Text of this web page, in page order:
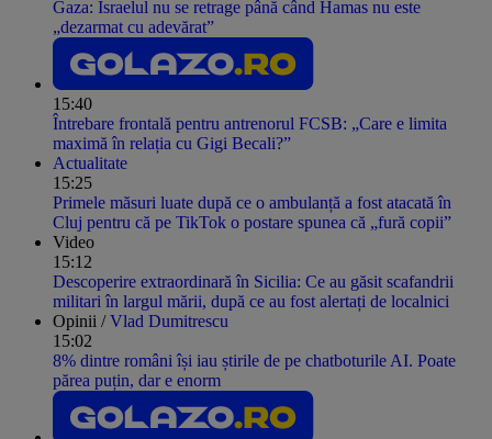
Gaza: Israelul nu se retrage până când Hamas nu este
„dezarmat cu adevărat”
15:40
Întrebare frontală pentru antrenorul FCSB: „Care e limita
maximă în relația cu Gigi Becali?”
Actualitate
15:25
Primele măsuri luate după ce o ambulanță a fost atacată în
Cluj pentru că pe TikTok o postare spunea că „fură copii”
Video
15:12
Descoperire extraordinară în Sicilia: Ce au găsit scafandrii
militari în largul mării, după ce au fost alertați de localnici
Opinii /Vlad Dumitrescu
15:02
8% dintre români își iau știrile de pe chatboturile AI. Poate
părea puțin, dar e enorm